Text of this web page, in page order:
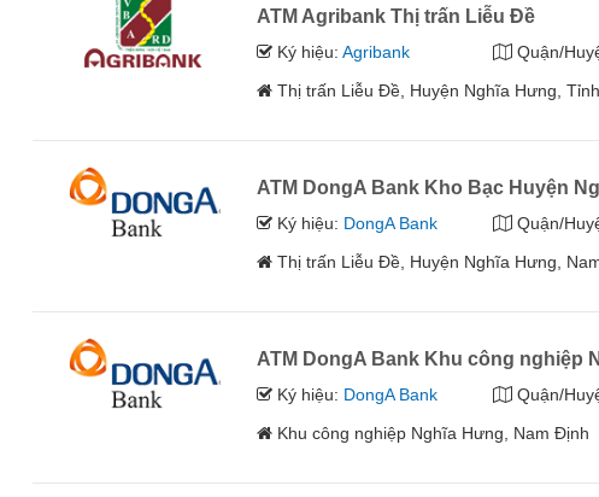
ATM Agribank Thị trấn Liễu Đề
Ký hiệu:Agribank Quận/
Thị trấn Liễu Đề, Huyện Nghĩa Hưng,
ATM DongA Bank Kho Bạc Huyện
Ký hiệu: DongA Bank Quận/
Thị trấn Liễu Đề, Huyện Nghĩa Hưng,
ATM DongA Bank Khu công nghiệp
Ký hiệu: DongA Bank Quận/
Khu công nghiệp Nghĩa Hưng, Nam Định